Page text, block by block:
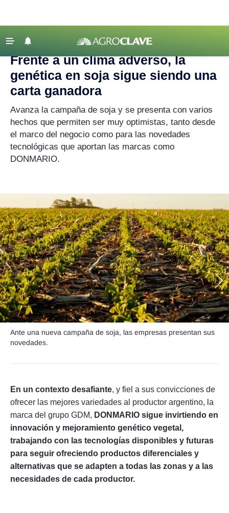
Agricultura
Ganadería
Lechería
Tecnología
Maquinaria agrícola
Agenda
Clima
Agronegocios
Mercados
Seguinos
‹ VOLVER
Agroclave
Frente a un clima adverso, la
genética en soja sigue siendo una
carta ganadora
Avanza la campaña de soja y se presenta con varios
hechos que permiten ser muy optimistas, tanto desde
el marco del negocio como para las novedades
tecnológicas que aportan las marcas como
DONMARIO.
Ante una nueva campaña de soja, las empresas presentan sus
novedades.
En un contexto desafiante, y fiel a sus convicciones de
ofrecer las mejores variedades al productor argentino, la
marca del grupo GDM, DONMARIO sigue invirtiendo en
innovación y mejoramiento genético vegetal,
trabajando con las tecnologías disponibles y futuras
para seguir ofreciendo productos diferenciales y
alternativas que se adapten a todas las zonas y a las
necesidades de cada productor.